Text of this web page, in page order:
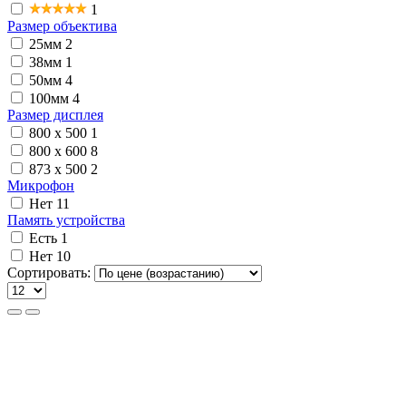
1
Размер объектива
25мм 2
38мм 1
50мм 4
100мм 4
Размер дисплея
800 x 500 1
800 x 600 8
873 x 500 2
Микрофон
Нет 11
Память устройства
Есть 1
Нет 10
Сортировать: